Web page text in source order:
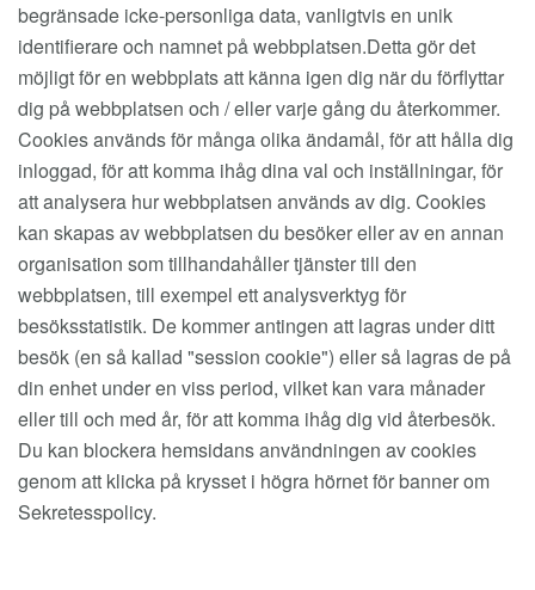
begränsade icke-personliga data, vanligtvis en unik
identifierare och namnet på webbplatsen.Detta gör det
möjligt för en webbplats att känna igen dig när du förflyttar
dig på webbplatsen och / eller varje gång du återkommer.
Cookies används för många olika ändamål, för att hålla dig
inloggad, för att komma ihåg dina val och inställningar, för
att analysera hur webbplatsen används av dig. Cookies
kan skapas av webbplatsen du besöker eller av en annan
organisation som tillhandahåller tjänster till den
webbplatsen, till exempel ett analysverktyg för
besöksstatistik. De kommer antingen att lagras under ditt
besök (en så kallad "session cookie") eller så lagras de på
din enhet under en viss period, vilket kan vara månader
eller till och med år, för att komma ihåg dig vid återbesök.
Du kan blockera hemsidans användningen av cookies
genom att klicka på krysset i högra hörnet för banner om
Sekretesspolicy.